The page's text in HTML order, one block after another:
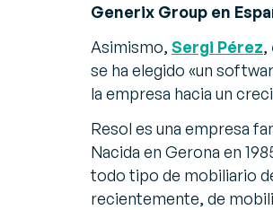
Generix Group en
Asimismo, Sergi Pérez,
se ha elegido «un
la empresa hacia un
Resol es una empresa
Nacida en Gerona en
todo tipo de mobiliario
recientemente, de